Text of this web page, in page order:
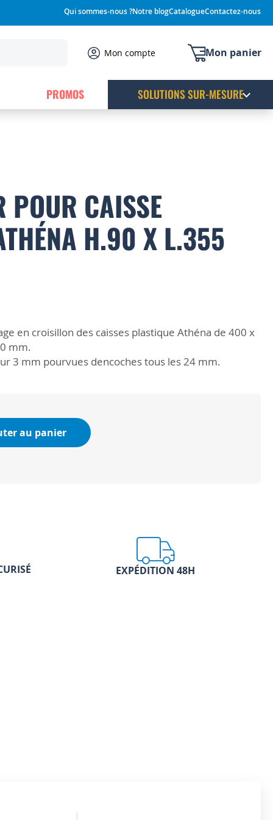
Qui sommes-nous ?Notre blogCatalogueContactez-nous
Mon panier
Mon compte
PROMOS SOLUTIONS SUR-MESURE
POUR CAISSE
H.90 X L.355
en croisillon des caisses plastique Athéna de 400 x
mm.
3 mm pourvues dencoches tous les 24 mm.
au panier
EXPÉDITION 48H